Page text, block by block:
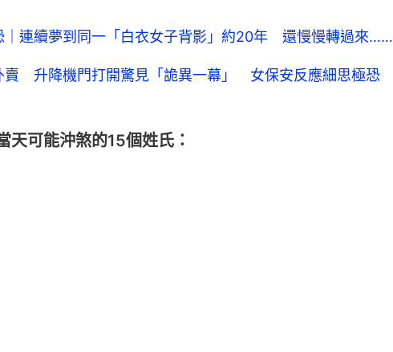
｜連續夢到同一「白衣女子背影」約20年 還慢慢轉過來……
賣 升降機門打開驚見「詭異一幕」 女保安反應細思極恐
天可能沖煞的15個姓氏：